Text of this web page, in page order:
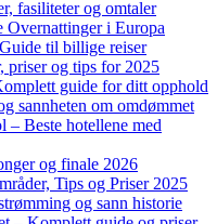
fasiliteter og omtaler
i Europa
til billige reiser
priser og tips for 2025
guide for ditt opphold
sannheten om omdømmet
Beste hotellene med
og finale 2026
Tips og Priser 2025
og sann historie